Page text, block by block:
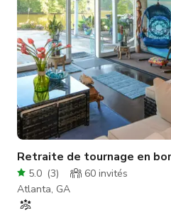
Retraite de tournage en
5.0 (3) 60 invités
Atlanta, GA